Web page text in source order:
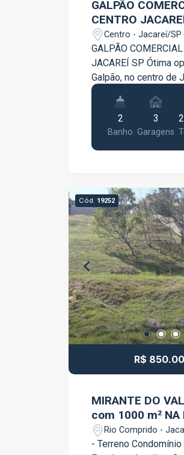
GALPÃO
CENTRO
Centro - Jacareí/SP
GALPÃO
JACAREÍ SP Ótima oportunidade
Galpão, no centro de
shopping, escolas,
usado, com habite
Galpão com quase
construída, terreno
acesso a rodovia
2
Banho
3
Garagens
Cód. 19252
R$
MIRANTE DO VALE -
com
Rio Comprido -
- Terreno Condomínio